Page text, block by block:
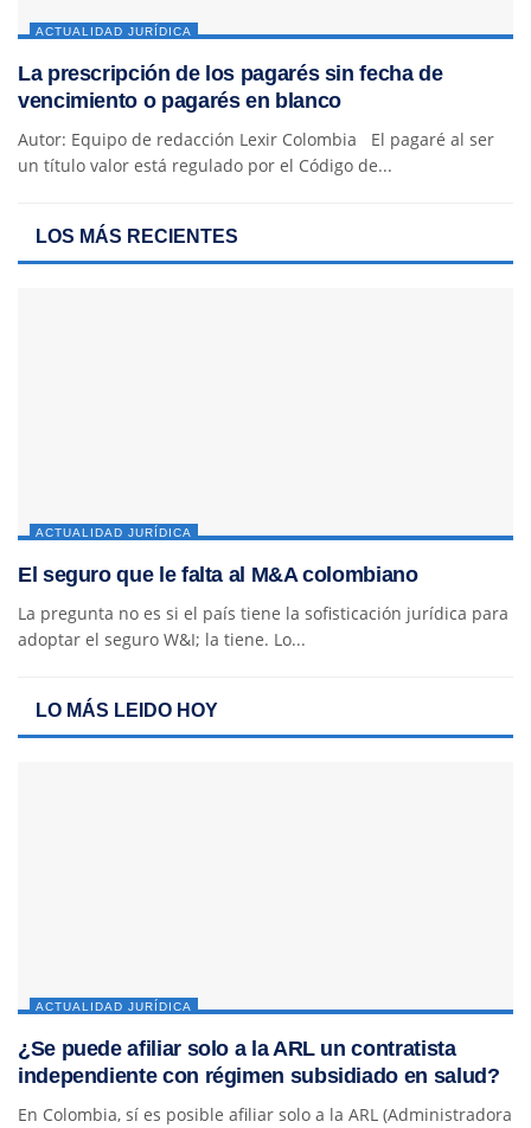
ACTUALIDAD JURÍDICA
La prescripción de los pagarés sin fecha de
vencimiento o pagarés en blanco
Autor: Equipo de redacción Lexir Colombia El pagaré al ser
un título valor está regulado por el Código de...
LOS MÁS RECIENTES
ACTUALIDAD JURÍDICA
El seguro que le falta al M&A colombiano
La pregunta no es si el país tiene la sofisticación jurídica para
adoptar el seguro W&I; la tiene. Lo...
LO MÁS LEIDO HOY
ACTUALIDAD JURÍDICA
¿Se puede afiliar solo a la ARL un contratista
independiente con régimen subsidiado en salud?
En Colombia, sí es posible afiliar solo a la ARL (Administradora